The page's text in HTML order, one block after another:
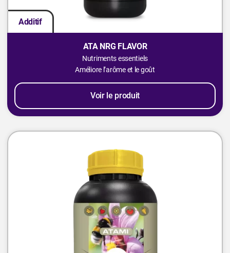
Additif
ATA NRG FLAVOR
Nutriments essentiels
Améliore l’arôme et le goût
Voir le produit